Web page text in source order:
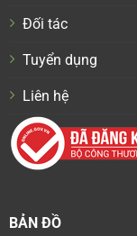
Đối tác
Tuyển dụng
Liên hệ
BẢN ĐỒ